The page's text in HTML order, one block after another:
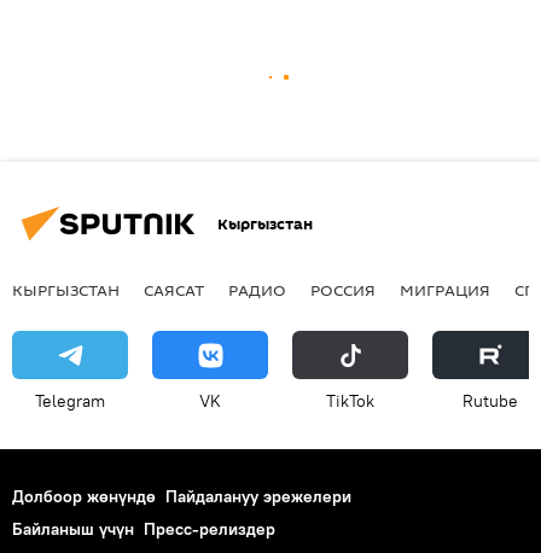
Кыргызстан
КЫРГЫЗСТАН САЯСАТ РАДИО РОССИЯ МИГРАЦИЯ
Telegram VK ТikТоk Rutube
Долбоор жөнүндө Пайдалануу эрежелери
Байланыш үчүн Пресс-релиздер